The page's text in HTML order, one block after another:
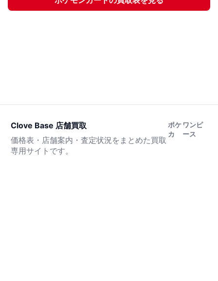
Clove Base 店舗買取
価格表・店舗案内・査定状況をまとめた買取
専用サイトです。
ポケ
カ
ワンピ
ース